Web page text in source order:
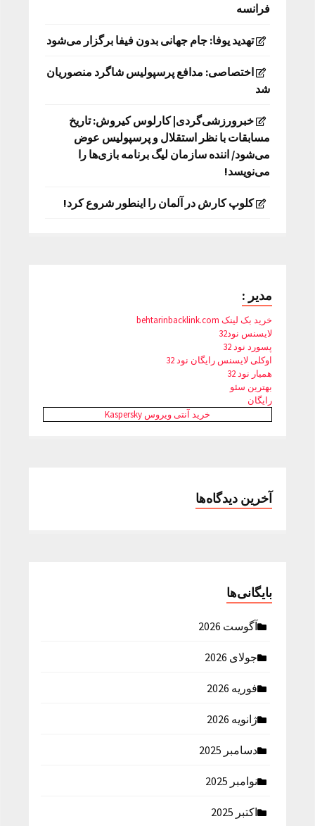
فرانسه
تهدید یوفا: جام جهانی بدون فیفا برگزار می‌شود
اختصاصی: مدافع پرسپولیس شاگرد منصوریان
شد
خبرورزشی‌گردی| کارلوس کیروش: تاریخ
مسابقات با نظر استقلال و پرسپولیس عوض
می‌شود/ اننده سازمان لیگ برنامه بازی‌ها را
می‌نویسد!
کلوپ کارش در آلمان را اینطور شروع کرد!
مدیر :
خرید بک لینک behtarinbacklink.com
لایسنس نود32
پسورد نود 32
اوکلی لایسنس رایگان نود 32
همیار نود 32
بهترین سئو
رایگان
خرید آنتی ویروس Kaspersky
آخرین دیدگاه‌ها
بایگانی‌ها
آگوست 2026
جولای 2026
فوریه 2026
ژانویه 2026
دسامبر 2025
نوامبر 2025
اکتبر 2025